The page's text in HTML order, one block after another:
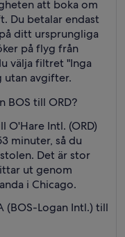
att boka om
Du betalar endast
ditt ursprungliga
på flyg från
välja filtret "Inga
utan avgifter.
BOS till ORD?
O'Hare Intl. (ORD)
minuter, så du
Det är stor
ut genom
i Chicago.
(BOS-Logan Intl.) till